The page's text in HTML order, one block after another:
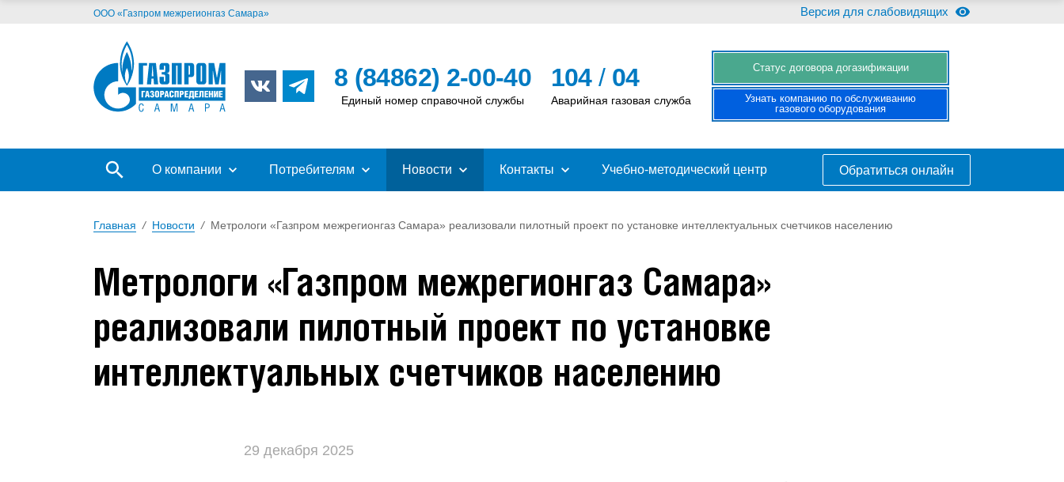
ООО «Газпром межрегионгаз Самара» Версия для слабовидящих
8 (84862) 2-00-40
Единый номер справочной службы
104/ 04
Аварийная газовая служба
Cтатус договора догазификации
Узнать компанию по обслуживанию
газового оборудования
О компании Потребителям Новости Контакты Учебно-методический центр Обратиться онлайн
Главная / Новости / Метрологи «Газпром межрегионгаз Самара» реализовали пилотный проект по установке интеллектуальных счетчиков населению
Метрологи «Газпром межрегионгаз Самара»
реализовали пилотный проект по установке
интеллектуальных счетчиков населению
29 декабря 2025